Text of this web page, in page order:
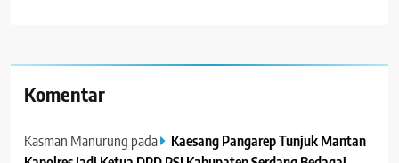
Komentar
Kasman Manurung pada
Kaesang Pangarep Tunjuk Mantan